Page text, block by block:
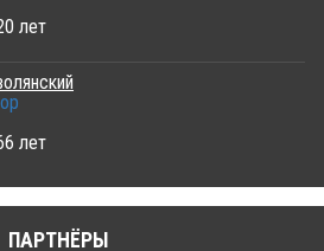
лет
лет
ПАРТНЁРЫ